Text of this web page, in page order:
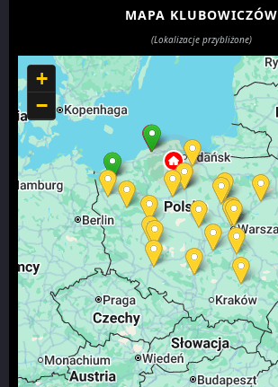
MAPA KLUBOWICZÓW
(Lokalizacje przybliżone)
+
−